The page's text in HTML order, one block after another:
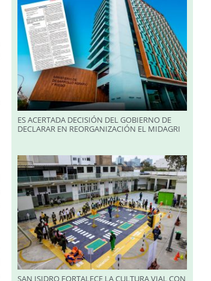
ES ACERTADA DECISIÓN DEL GOBIERNO DE
DECLARAR EN REORGANIZACIÓN EL MIDAGRI